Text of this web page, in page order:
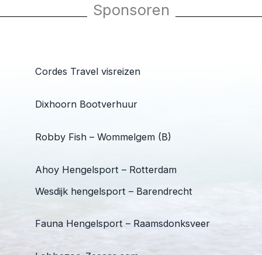
Sponsoren
Cordes Travel visreizen
Dixhoorn Bootverhuur
Robby Fish – Wommelgem (B)
Ahoy Hengelsport – Rotterdam
Wesdijk hengelsport – Barendrecht
Fauna Hengelsport – Raamsdonksveer